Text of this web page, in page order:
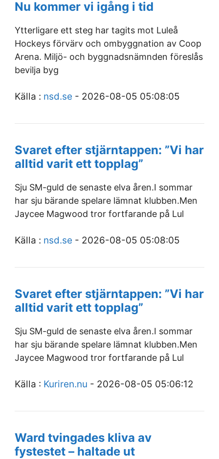
Nu kommer vi igång i tid
Ytterligare ett steg har tagits mot Luleå
Hockeys förvärv och ombyggnation av Coop
Arena. Miljö- och byggnadsnämnden föreslås
bevilja byg
Källa : nsd.se - 2026-08-05 05:08:05
Svaret efter stjärntappen: ”Vi har
alltid varit ett topplag”
Sju SM-guld de senaste elva åren.I sommar
har sju bärande spelare lämnat klubben.Men
Jaycee Magwood tror fortfarande på Lul
Källa : nsd.se - 2026-08-05 05:08:05
Svaret efter stjärntappen: ”Vi har
alltid varit ett topplag”
Sju SM-guld de senaste elva åren.I sommar
har sju bärande spelare lämnat klubben.Men
Jaycee Magwood tror fortfarande på Lul
Källa : Kuriren.nu - 2026-08-05 05:06:12
Ward tvingades kliva av
fystestet – haltade ut